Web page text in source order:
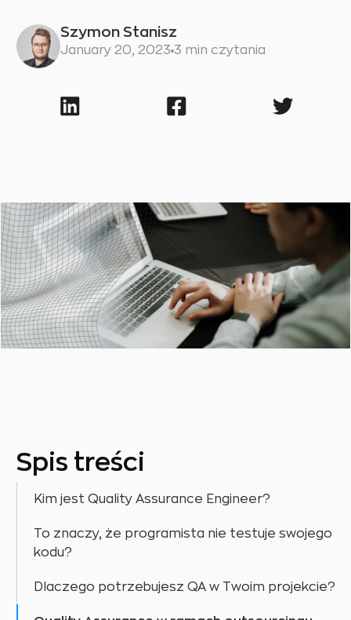
Szymon Stanisz
January 20, 2023 3 min czytania
Spis treści
Kim jest Quality Assurance Engineer?
To znaczy, że programista nie testuje swojego
kodu?
Dlaczego potrzebujesz QA w Twoim projekcie?